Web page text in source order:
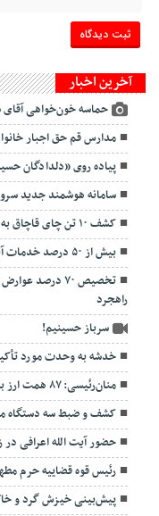
آخرین اخبار
حماسه خون‌خواهی آقای
مدارس قم حق اجبار
پیاده روی «دلدادگان
سامانه هوشمند جدید
کشف ۱۰ تن چای قاچاق به ارزش ۱۵۰ میلیارد ریال در قم
بیش از ۵۰ درصد خدمات آبفای قم به‌صورت غیرحضوری ارائه می‌شود
تخصیص ۷۰ درصد
راهجرد
سرباز حسینیم!
خدشه به وحدت مورد
منان‌رئیسی: ۸۷ همت ارز بازنگشته در قم تنها در اختیار ۱۴ متعهد است
کشف و ضبط سه دستگاه
حضور آیت الله اعرافی
رئیس قوه قضاییه حرم
پیش‌بینی خیزش گرد و